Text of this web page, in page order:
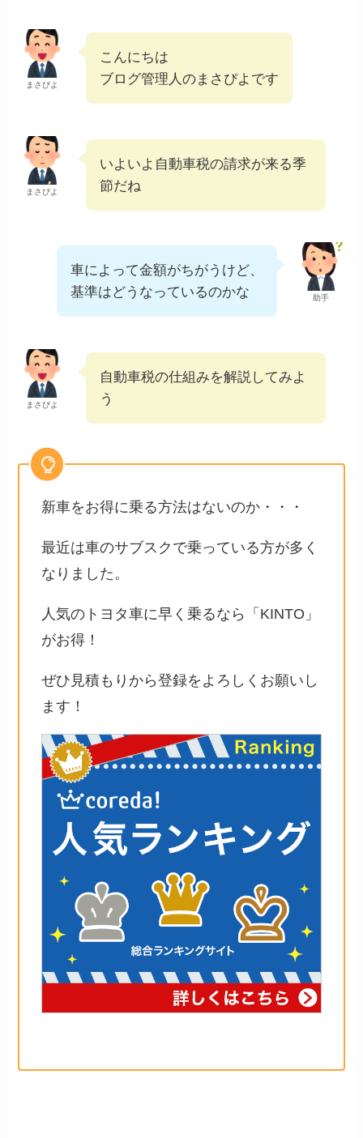
まさぴよ
こんにちは
ブログ管理人のまさぴよです
まさぴよ
いよいよ自動車税の請求が来る季
節だね
助手
車によって金額がちがうけど、
基準はどうなっているのかな
まさぴよ
自動車税の仕組みを解説してみよ
う
新車をお得に乗る方法はないのか・・・
最近は車のサブスクで乗っている方が多く
なりました。
人気のトヨタ車に早く乗るなら「KINTO」
がお得！
ぜひ見積もりから登録をよろしくお願いし
ます！